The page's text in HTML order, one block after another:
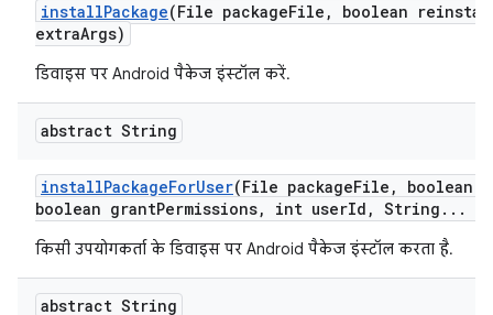
installPackage(File packageFile ,
boolean
extraArgs)
डिवाइस पर Android पैकेज इंस्टॉल करें.
abstract String
installPackageForUser(File packageFile ,
boolean
boolean grantPermissions, int userId , String . . .
किसी उपयोगकर्ता के डिवाइस पर Android पैकेज इंस्टॉल करता है.
abstract String